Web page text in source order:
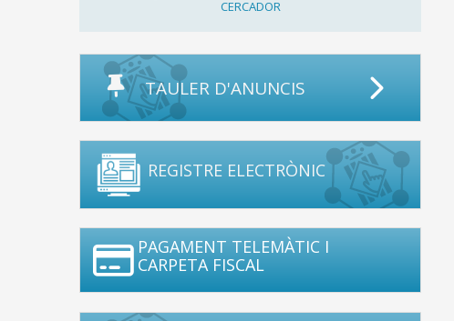
CERCADOR
TAULER D'ANUNCIS
REGISTRE ELECTRÒNIC
PAGAMENT TELEMÀTIC I
CARPETA FISCAL